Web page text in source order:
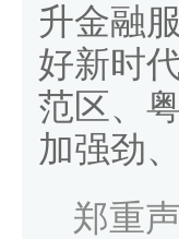
升金融
好新时
范区、
加强劲
郑重